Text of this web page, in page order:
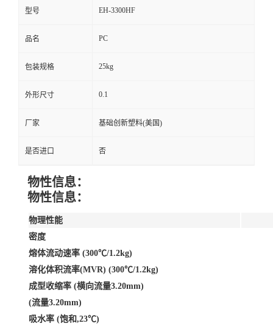
型号 EH-3300HF
品名 PC
包装规格 25kg
外形尺寸 0.1
厂家 基础创新塑料(美国)
是否进口 否
物性信息：
物性信息：
物理性能
密度
熔体流动速率 (300℃/1.2kg)
溶化体积流率(MVR) (300℃/1.2kg)
成型收缩率 (横向流量3.20mm)
(流量3.20mm)
吸水率 (饱和,23℃)